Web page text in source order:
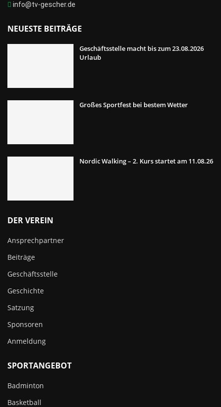
info@tv-gescher.de
NEUESTE BEITRÄGE
Geschäftsstelle macht bis zum 23.08.2026
Urlaub
Großes Sportfest bei bestem Wetter
Nordic Walking – 2. Kurs startet am 11.08.26
DER VEREIN
Ansprechpartner
Beiträge
Geschäftsstelle
Geschichte
Satzung
Sponsoren
Anmeldung
SPORTANGEBOT
Badminton
Basketball